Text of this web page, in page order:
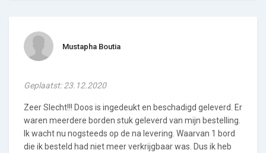
Mustapha Boutia
Geplaatst: 23.12.2020
Zeer Slecht!!! Doos is ingedeukt en beschadigd geleverd. Er
waren meerdere borden stuk geleverd van mijn bestelling.
Ik wacht nu nogsteeds op de na levering. Waarvan 1 bord
die ik besteld had niet meer verkrijgbaar was. Dus ik heb